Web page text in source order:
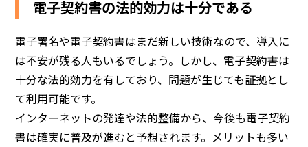
電子契約書の法的効力は十分である
電子署名や電子契約書はまだ新しい技術なので、導入に
は不安が残る人もいるでしょう。しかし、電子契約書は
十分な法的効力を有しており、問題が生じても証拠とし
て利用可能です。
インターネットの発達や法的整備から、今後も電子契約
書は確実に普及が進むと予想されます。メリットも多い